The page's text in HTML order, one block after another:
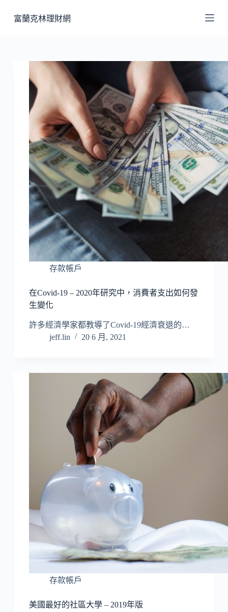
至
富蘭克林理財網
存款帳戶
在Covid-19 – 2020年研究中，消費者支出如何發
生變化
許多經濟學家都教導了Covid-19經濟衰退的…
jeff.lin
20 6 月, 2021
存款帳戶
美國最好的社區大學 – 2019年版